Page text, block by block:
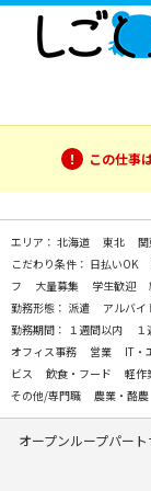
この仕事
エリア： 北海道 東北 関
こだわり条件： 日払いOK
フ
大量募集 学生歓迎
勤務形態： 派遣 アルバイ
勤務期間： １週間以内 １
オフィス事務
営業 IT・
ビス
飲食・フード 軽作
その他/専門職
農業・酪農
オープンループパー